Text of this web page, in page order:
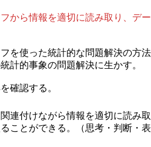
から情報を適切に読み取り、デー
を使った統計的な問題解決の方法
計的事象の問題解決に生かす。
確認する。
連付けながら情報を適切に読み取
ことができる。
（思考・判断・表